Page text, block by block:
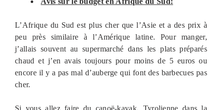
L’Afrique du Sud est plus cher que l’Asie et a des prix à
peu près similaire à l’Amérique latine. Pour manger,
j’allais souvent au supermarché dans les plats préparés
chaud et j’en avais toujours pour moins de 5 euros ou
encore il y a pas mal d’auberge qui font des barbecues pas
cher.